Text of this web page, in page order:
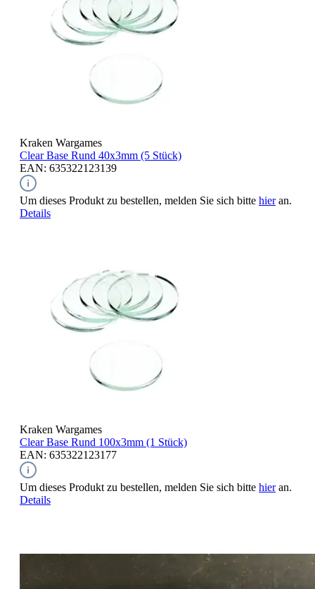
Kraken Wargames
Clear Base Rund 40x3mm (5 Stück)
EAN: 635322123139
Um dieses Produkt zu bestellen, melden Sie sich bitte hieran.
Details
Kraken Wargames
Clear Base Rund 100x3mm (1 Stück)
EAN: 635322123177
Um dieses Produkt zu bestellen, melden Sie sich bitte hieran.
Details